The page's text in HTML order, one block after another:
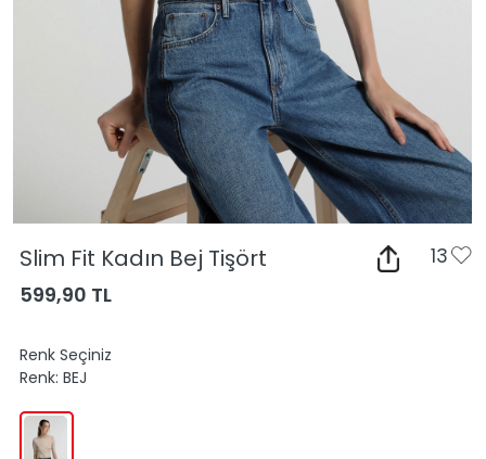
Slim Fit Kadın Bej Tişört 13
599,90 TL
Renk Seçiniz
Renk: BEJ